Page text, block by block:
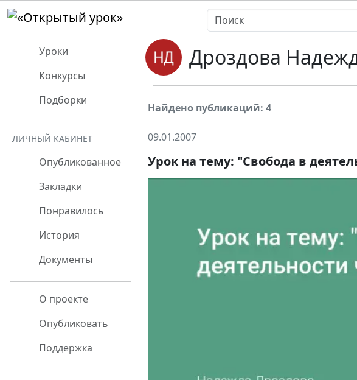
Уроки
Конкурсы
Подборки
ЛИЧНЫЙ КАБИНЕТ
Опубликованное
Закладки
Понравилось
История
Документы
О проекте
Опубликовать
Поддержка
Дроздова
Найдено публикаций: 4
09.01.2007
Урок на тему: "Свобода в